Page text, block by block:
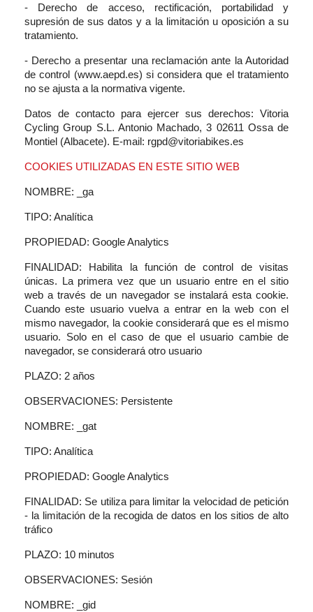
- Derecho de acceso, rectificación, portabilidad y
supresión de sus datos y a la limitación u oposición a su
tratamiento.
- Derecho a presentar una reclamación ante la Autoridad
de control (www.aepd.es) si considera que el tratamiento
no se ajusta a la normativa vigente.
Datos de contacto para ejercer sus derechos: Vitoria
Cycling Group S.L. Antonio Machado, 3 02611 Ossa de
Montiel (Albacete). E-mail: rgpd@vitoriabikes.es
COOKIES UTILIZADAS EN ESTE SITIO WEB
NOMBRE: _ga
TIPO: Analítica
PROPIEDAD: Google Analytics
FINALIDAD: Habilita la función de control de visitas
únicas. La primera vez que un usuario entre en el sitio
web a través de un navegador se instalará esta cookie.
Cuando este usuario vuelva a entrar en la web con el
mismo navegador, la cookie considerará que es el mismo
usuario. Solo en el caso de que el usuario cambie de
navegador, se considerará otro usuario
PLAZO: 2 años
OBSERVACIONES: Persistente
NOMBRE: _gat
TIPO: Analítica
PROPIEDAD: Google Analytics
FINALIDAD: Se utiliza para limitar la velocidad de petición
- la limitación de la recogida de datos en los sitios de alto
tráfico
PLAZO: 10 minutos
OBSERVACIONES: Sesión
NOMBRE: _gid